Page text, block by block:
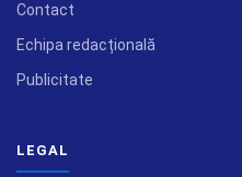
Contact
Echipa redacțională
Publicitate
LEGAL